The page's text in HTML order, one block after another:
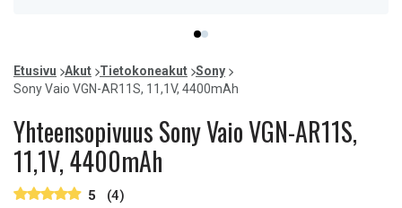
item
0
item
1
of
2
Etusivu Akut Tietokoneakut Sony
Sony Vaio VGN-AR11S, 11,1V, 4400mAh
Yhteensopivuus Sony Vaio VGN-AR11S,
11,1V, 4400mAh
5 (4)